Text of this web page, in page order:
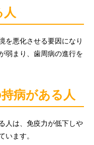
を悪化させる要因になり
弱まり、歯周病の進行を
病がある人
人は、免疫力が低下しや
います。